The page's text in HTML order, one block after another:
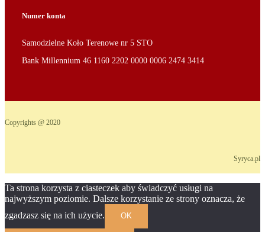
Numer konta
Samodzielne Koło Terenowe nr 5 STO
Bank Millennium 46 1160 2202 0000 0006 2474 3414
Copyrights @ 2020
Syryca.pl
Ta strona korzysta z ciasteczek aby świadczyć usługi na
najwyższym poziomie. Dalsze korzystanie ze strony oznacza, że
zgadzasz się na ich użycie.
OK